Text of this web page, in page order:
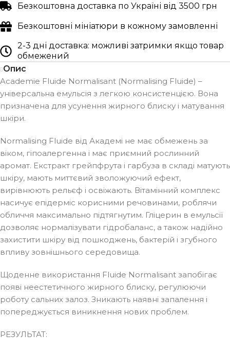
Безкоштовна доставка по Україні від 3500 грн
Безкоштовні мініатюри в кожному замовленні
2-3 дні доставка: можливі затримки якщо товар
обмежений
Опис
Academie Fluide Normalisant (Normalising Fluide) –
універсальна емульсія з легкою консистенцією. Вона
призначена для усунення жирного блиску і матування
шкіри.
Normalising Fluide від Академі не має обмежень за
віком, гіпоалергенна і має приємний рослинний
аромат. Екстракт грейпфрута і гарбуза в складі матують
шкіру, мають миттєвий зволожуючий ефект,
вирівнюють рельєф і освіжають. Вітамінний комплекс
насичує епідерміс корисними речовинами, роблячи
обличчя максимально підтягнутим. Гліцерин в емульсії
дозволяє нормалізувати гідробаланс, а також надійно
захистити шкіру від пошкоджень, бактерій і згубного
впливу зовнішнього середовища.
Щоденне використання Fluide Normalisant запобігає
появі неестетичного жирного блиску, регулюючи
роботу сальних залоз. Зникають наявні запалення і
попереджується виникнення нових проблем.
РЕЗУЛЬТАТ: